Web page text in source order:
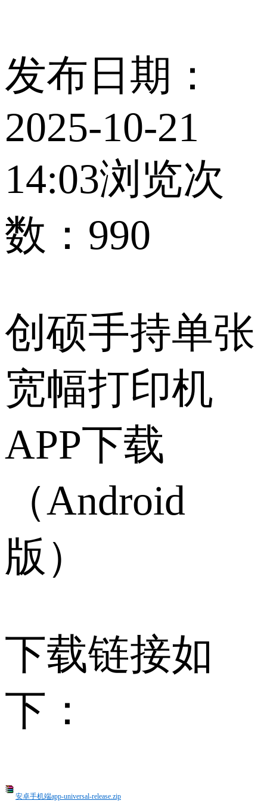
发布日期：
2025-10-21
14:03浏览次
数： 990
创硕手持单张
宽幅打印机
APP下载
（Android
版）
下载链接如
下：
安卓手机端app-universal-release.zip